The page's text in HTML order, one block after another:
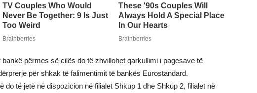
përmes së cilës do të zhvillohet qarkullimi i pagesave të
për shkak të falimentimit të bankës Eurostandard.
do të jetë në dispozicion në filialet Shkup 1 dhe Shkup 2, filialet në